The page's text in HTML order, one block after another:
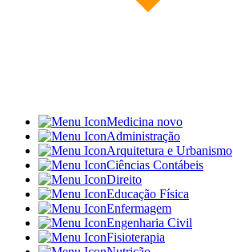
Medicina novo
Administração
Arquitetura e Urbanismo
Ciências Contábeis
Direito
Educação Física
Enfermagem
Engenharia Civil
Fisioterapia